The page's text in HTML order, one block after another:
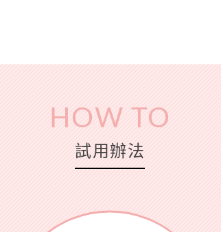
HOW TO
試用辦法